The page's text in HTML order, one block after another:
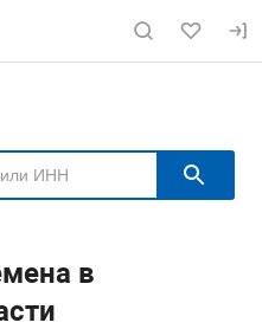
сайту
в